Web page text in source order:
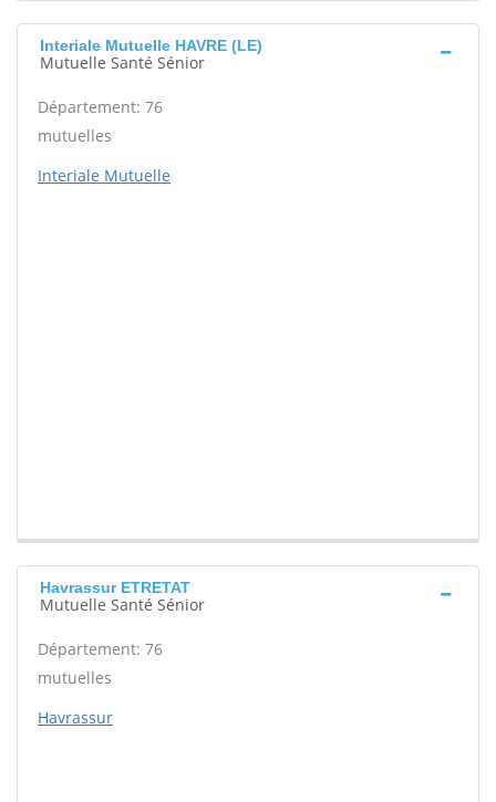
Interiale Mutuelle HAVRE (LE)
Mutuelle Santé Sénior
Département: 76
mutuelles
Interiale Mutuelle
Havrassur ETRETAT
Mutuelle Santé Sénior
Département: 76
mutuelles
Havrassur